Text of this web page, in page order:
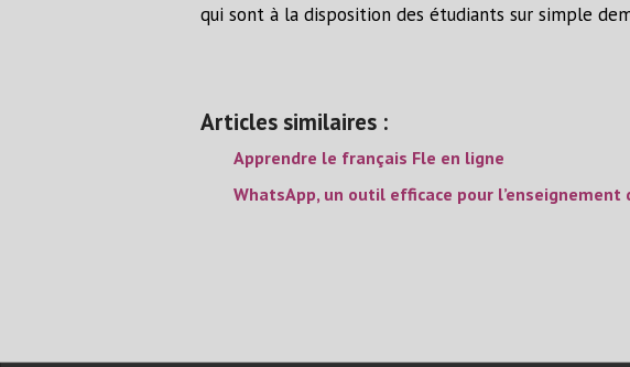
qui sont à la disposition des étudiants sur simple
Articles similaires :
Apprendre le français Fle en ligne
WhatsApp, un outil efficace pour l’enseignement